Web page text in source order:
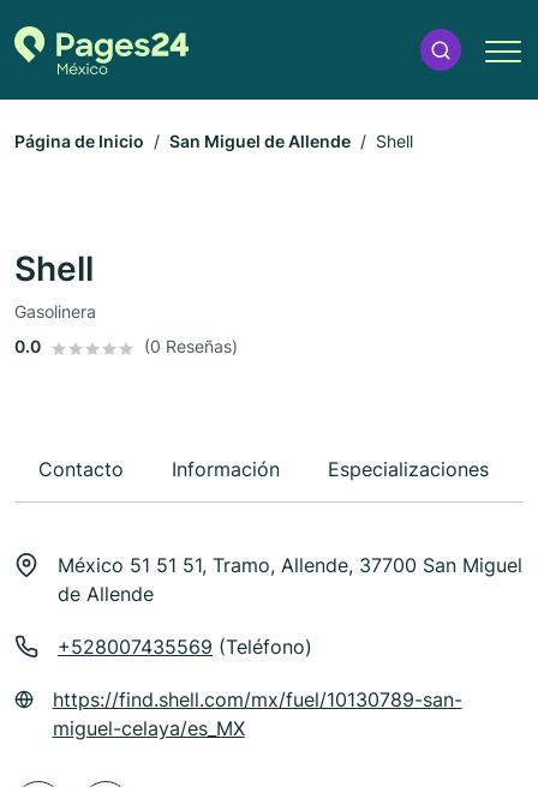
Página de Inicio San Miguel de Allende Shell
Shell
Gasolinera
0.0
(0 Reseñas)
Contacto Información Especializaciones
México 51 51 51, Tramo, Allende, 37700 San Miguel
de Allende
+528007435569 (Teléfono)
https://find.shell.com/mx/fuel/10130789-san-
miguel-celaya/es_MX